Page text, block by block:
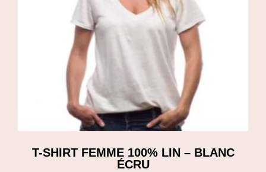
T-SHIRT FEMME 100% LIN – BLANC
ÉCRU